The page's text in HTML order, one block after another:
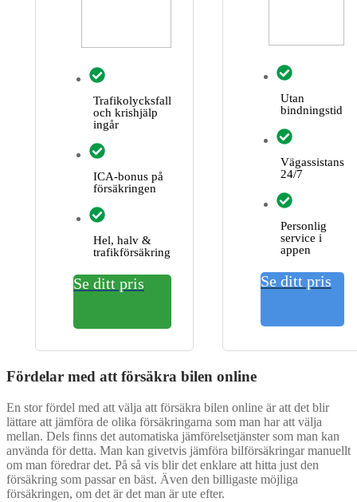
Trafikolycksfall
och krishjälp
ingår
ICA-bonus på
försäkringen
Hel, halv &
trafikförsäkring
Se ditt pris
Utan
bindningstid
Vägassistans
24/7
Personlig
service i
appen
Se ditt pris
Fördelar med att försäkra bilen online
En stor fördel med att välja att försäkra bilen online är att det blir
lättare att jämföra de olika försäkringarna som man har att välja
mellan. Dels finns det automatiska jämförelsetjänster som man kan
använda för detta. Man kan givetvis jämföra bilförsäkringar manuellt
om man föredrar det. På så vis blir det enklare att hitta just den
försäkring som passar en bäst. Även den billigaste möjliga
försäkringen, om det är det man är ute efter.